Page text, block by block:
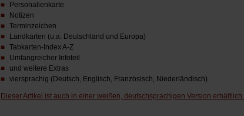
Personalienkarte
Notizen
Terminzeichen
Landkarten (u.a. Deutschland und Europa)
Tabkarten-Index A-Z
Umfangreicher Infoteil
und weitere Extras
viersprachig (Deutsch, Englisch, Französisch, Niederländisch)
Dieser Artikel ist auch in einer weißen, deutschsprachigen Version erhältlich.